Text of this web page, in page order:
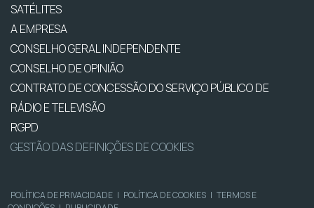
SATÉLITES
A EMPRESA
CONSELHO GERAL INDEPENDENTE
CONSELHO DE OPINIÃO
CONTRATO DE CONCESSÃO DO SERVIÇO PÚBLICO DE
RÁDIO E TELEVISÃO
RGPD
GESTÃO DAS DEFINIÇÕES DE COOKIES
POLÍTICA DE PRIVACIDADE | POLÍTICA DE COOKIES | TERMOS E